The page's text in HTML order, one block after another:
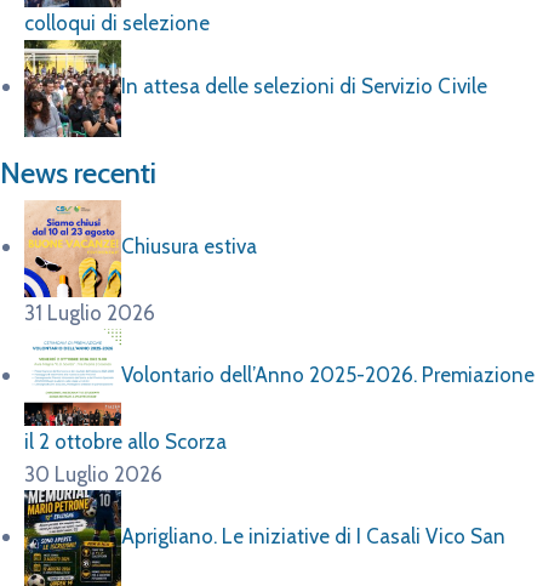
colloqui di selezione
In attesa delle selezioni di Servizio Civile
News recenti
Chiusura estiva
31 Luglio 2026
Volontario dell’Anno 2025-2026. Premiazione
il 2 ottobre allo Scorza
30 Luglio 2026
Aprigliano. Le iniziative di I Casali Vico San